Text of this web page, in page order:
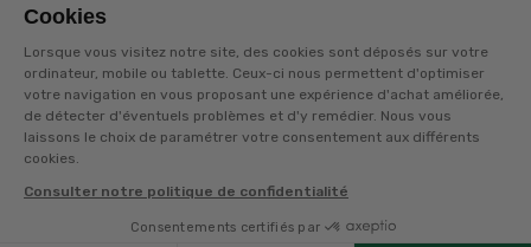
Cookies
Lorsque vous visitez notre site, des cookies sont déposés sur votre
ordinateur, mobile ou tablette. Ceux-ci nous permettent d'optimiser
votre navigation en vous proposant une expérience d'achat améliorée,
de détecter d'éventuels problèmes et d'y remédier. Nous vous
laissons le choix de paramétrer votre consentement aux différents
cookies.
Consulter notre politique de confidentialité
Consentements certifiés par
© Terres et eaux 2026
Politique de confidentialité
Mentions légales
CGV